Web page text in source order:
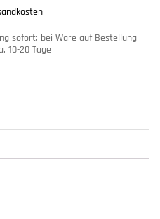
sofort; bei Ware auf Bestellung
10-20 Tage